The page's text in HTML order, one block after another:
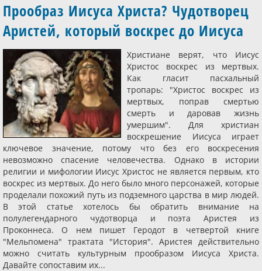
Прообраз Иисуса Христа? Чудотворец
Аристей, который воскрес до Иисуса
Христиане верят, что Иисус
Христос воскрес из мертвых.
Как гласит пасхальный
тропарь: "Христос воскрес из
мертвых, поправ смертью
смерть и даровав жизнь
умершим". Для христиан
воскрешение Иисуса играет
ключевое значение, потому что без его воскресения
невозможно спасение человечества. Однако в истории
религии и мифологии Иисус Христос не является первым, кто
воскрес из мертвых. До него было много персонажей, которые
проделали похожий путь из подземного царства в мир людей.
В этой статье хотелось бы обратить внимание на
полулегендарного чудотворца и поэта Аристея из
Проконнеса. О нем пишет Геродот в четвертой книге
"Мельпомена" трактата "История". Аристея действительно
можно считать культурным прообразом Иисуса Христа.
Давайте сопоставим их...